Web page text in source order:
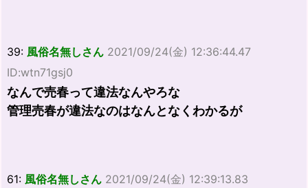
39: 風俗名無しさん 2021/09/24(金) 12:36:44.47
ID:wtn71gsj0
なんで売春って違法なんやろな
管理売春が違法なのはなんとなくわかるが
61: 風俗名無しさん 2021/09/24(金) 12:39:13.83